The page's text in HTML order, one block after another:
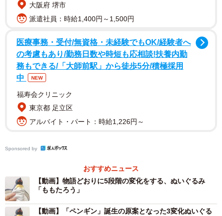
大阪府 堺市
派遣社員：時給1,400円～1,500円
医療事務・受付/無資格・未経験でもOK/経験者へ
の考慮もあり/勤務日数や時短も応相談!扶養内勤
務もできる/「大師前駅」から徒歩5分/積極採用
中
NEW
福寿会クリニック
東京都 足立区
アルバイト・パート：時給1,226円～
Sponsored by
おすすめニュース
【動画】物語どおりに5段階の変化をする、ぬいぐるみ
「ももたろう」
【動画】「ペンギン」誕生の原案となった3変化ぬいぐる